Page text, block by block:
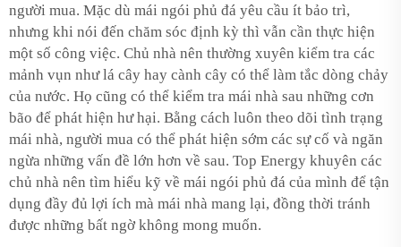
người mua. Mặc dù mái ngói phủ đá yêu cầu ít bảo trì,
nhưng khi nói đến chăm sóc định kỳ thì vẫn cần thực hiện
một số công việc. Chủ nhà nên thường xuyên kiểm tra các
mảnh vụn như lá cây hay cành cây có thể làm tắc dòng chảy
của nước. Họ cũng có thể kiểm tra mái nhà sau những cơn
bão để phát hiện hư hại. Bằng cách luôn theo dõi tình trạng
mái nhà, người mua có thể phát hiện sớm các sự cố và ngăn
ngừa những vấn đề lớn hơn về sau. Top Energy khuyên các
chủ nhà nên tìm hiểu kỹ về mái ngói phủ đá của mình để tận
dụng đầy đủ lợi ích mà mái nhà mang lại, đồng thời tránh
được những bất ngờ không mong muốn.